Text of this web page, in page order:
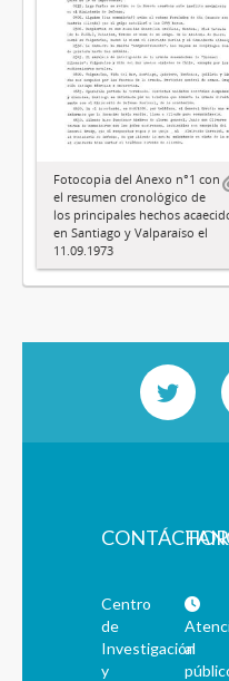
Fotocopia del Anexo n°1 con
el resumen cronológico de
los principales hechos
en Santiago y Valparaíso el
11.09.1973
Centro
de
Investigación
y
al